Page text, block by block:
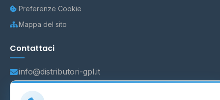
Preferenze Cookie
Mappa del sito
Contattaci
info@distributori-gpl.it